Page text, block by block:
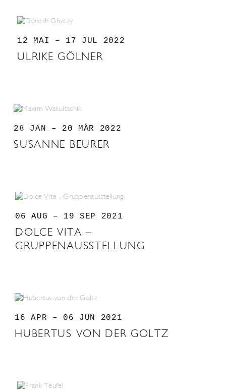
12 MAI – 17 JUL 2022
ULRIKE GÖLNER
28 JAN – 20 MÄR 2022
SUSANNE BEURER
06 AUG – 19 SEP 2021
DOLCE VITA –
GRUPPENAUSSTELLUNG
16 APR – 06 JUN 2021
HUBERTUS VON DER GOLTZ